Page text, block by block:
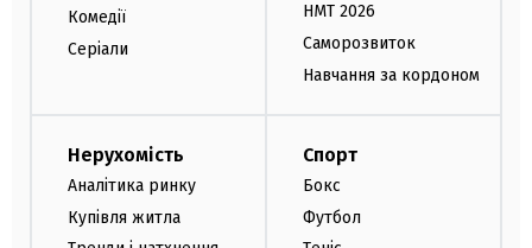
Комедії
Серіали
НМТ 2026
Саморозвиток
Навчання за кордоном
Нерухомість
Аналітика ринку
Купівля житла
Спорт
Бокс
Футбол